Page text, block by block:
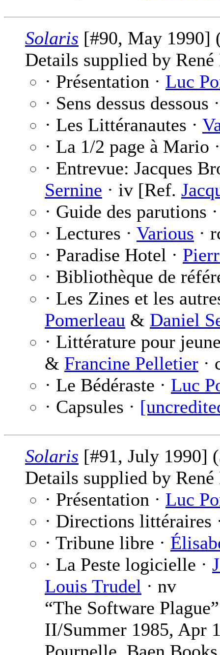
Solaris [#90, May 1990]
Details supplied by
· Présentation · Luc
· Sens dessus dessous
· Les Littéranautes ·
· La 1/2 page à Mario
· Entrevue: Jacques
Sernine · iv [Ref.
· Guide des parutions
· Lectures · Various ·
· Paradise Hotel ·
· Bibliothèque de
· Les Zines et les
Pomerleau & Daniel
· Littérature pour
& Francine Pelletier ·
· Le Bédéraste · Luc
· Capsules ·
Solaris [#91, July 1990]
Details supplied by
· Présentation · Luc
· Directions littéraires
· Tribune libre ·
· La Peste logicielle ·
Louis Trudel · nv
“The Software
II/Summer 1985, Apr